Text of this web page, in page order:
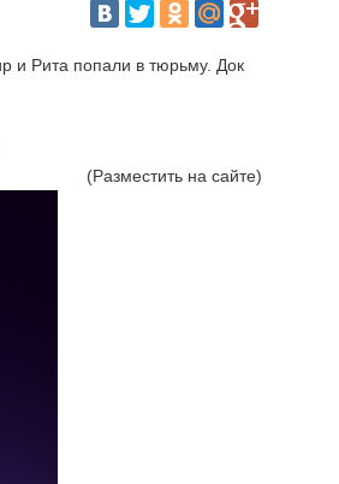
и Рита попали в тюрьму. Док
(Разместить на сайте)